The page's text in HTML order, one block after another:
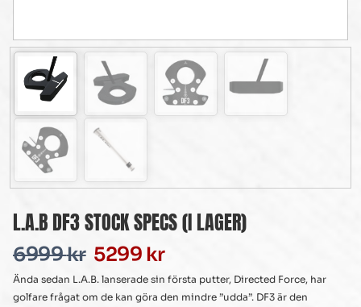
L.A.B DF3 STOCK SPECS (I LAGER)
6999kr 5299 kr
Ända sedan L.A.B. lanserade sin första putter, Directed Force, har
golfare frågat om de kan göra den mindre ”udda”. DF3 är den